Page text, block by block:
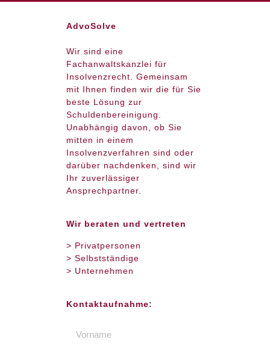
AdvoSolve
Wir sind eine
Fachanwaltskanzlei für
Insolvenzrecht. Gemeinsam
mit Ihnen finden wir die für Sie
beste Lösung zur
Schuldenbereinigung.
Unabhängig davon, ob Sie
mitten in einem
Insolvenzverfahren sind oder
darüber nachdenken, sind wir
Ihr zuverlässiger
Ansprechpartner.
Wir beraten und vertreten
> Privatpersonen
> Selbstständige
> Unternehmen
Kontaktaufnahme: